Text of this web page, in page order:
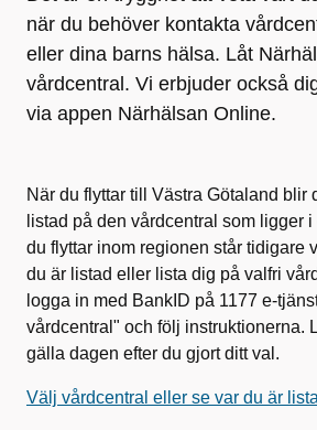
när du behöver kontakta
eller dina barns hälsa. Låt
vårdcentral. Vi erbjuder också
via appen Närhälsan Online.
När du flyttar till Västra Götaland blir
listad på den vårdcentral som ligger
du flyttar inom regionen står tidigare
du är listad eller lista dig på valfri
logga in med BankID på 1177 e-
vårdcentral" och följ instruktionerna.
gälla dagen efter du gjort ditt val.
Välj vårdcentral eller se var du är